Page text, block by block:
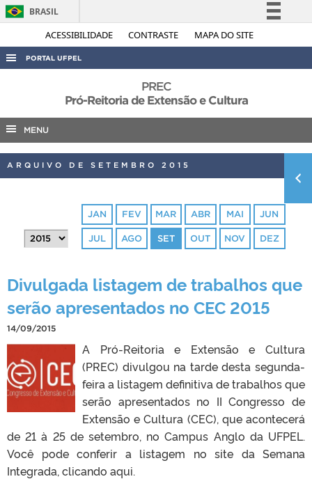
ACESSIBILIDADE CONTRASTE MAPA DO SITE
BRASIL
Simplifique!
Acesso à informação
Legislação
PORTAL UFPEL
AUDITORIA
COBALTO
CONCURSOS
PORTARIAS
PREC
Pró-Reitoria de Extensão e Cultura
MENU
ARQUIVO DE SETEMBRO 2015
JAN FEV MAR ABR MAI JUN
JUL AGO SET OUT NOV DEZ
Divulgada listagem de trabalhos que
serão apresentados no CEC 2015
14/09/2015
A Pró-Reitoria e Extensão e Cultura
(PREC) divulgou na tarde desta segunda-
feira a listagem definitiva de trabalhos que
serão apresentados no II Congresso de
Extensão e Cultura (CEC), que acontecerá
de 21 à 25 de setembro, no Campus Anglo da UFPEL.
Você pode conferir a listagem no site da Semana
Integrada, clicando aqui.